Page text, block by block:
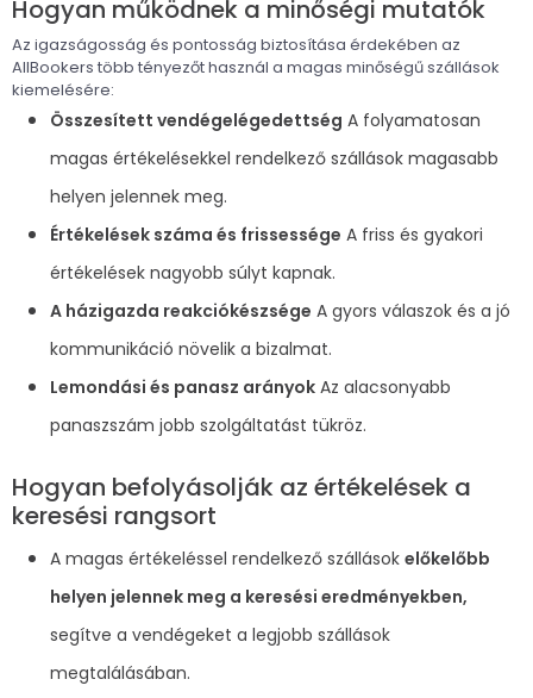
Hogyan működnek a minőségi mutatók
Az igazságosság és pontosság biztosítása érdekében az
AllBookers több tényezőt használ a magas minőségű szállások
kiemelésére:
Összesített vendégelégedettség A folyamatosan
magas értékelésekkel rendelkező szállások magasabb
helyen jelennek meg.
Értékelések száma és frissessége A friss és gyakori
értékelések nagyobb súlyt kapnak.
A házigazda reakciókészsége A gyors válaszok és a jó
kommunikáció növelik a bizalmat.
Lemondási és panasz arányok Az alacsonyabb
panaszszám jobb szolgáltatást tükröz.
Hogyan befolyásolják az értékelések a
keresési rangsort
A magas értékeléssel rendelkező szállások előkelőbb
helyen jelennek meg a keresési eredményekben,
segítve a vendégeket a legjobb szállások
megtalálásában.